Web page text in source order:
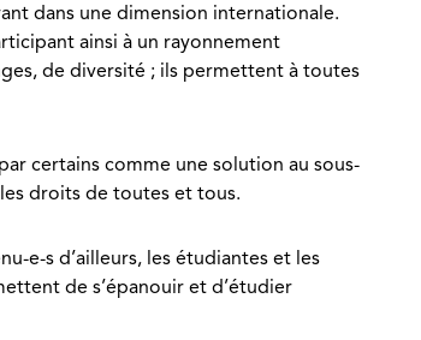
dans une dimension internationale.
ainsi à un rayonnement
de diversité ; ils permettent à toutes
certains comme une solution au sous-
droits de toutes et tous.
e-s d’ailleurs, les étudiantes et les
de s’épanouir et d’étudier